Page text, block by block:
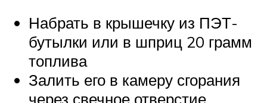
Набрать в крышечку из ПЭТ-
бутылки или в шприц 20 грамм
топлива
Залить его в камеру сгорания
через свечное отверстие